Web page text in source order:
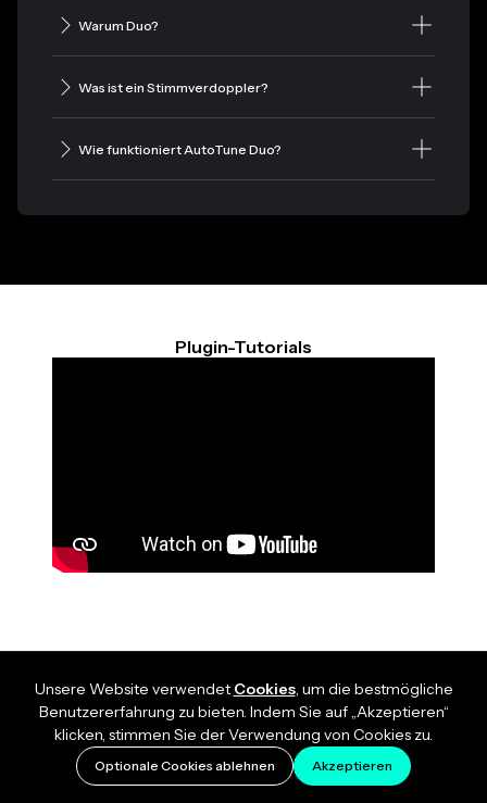
Warum Duo?
Was ist ein Stimmverdoppler?
Wie funktioniert AutoTune Duo?
Plugin-Tutorials
Unsere Website verwendetCookies, um die bestmögliche
Benutzererfahrung zu bieten. Indem Sie auf „Akzeptieren“
klicken, stimmen Sie der Verwendung von Cookies zu.
Optionale Cookies ablehnen Akzeptieren